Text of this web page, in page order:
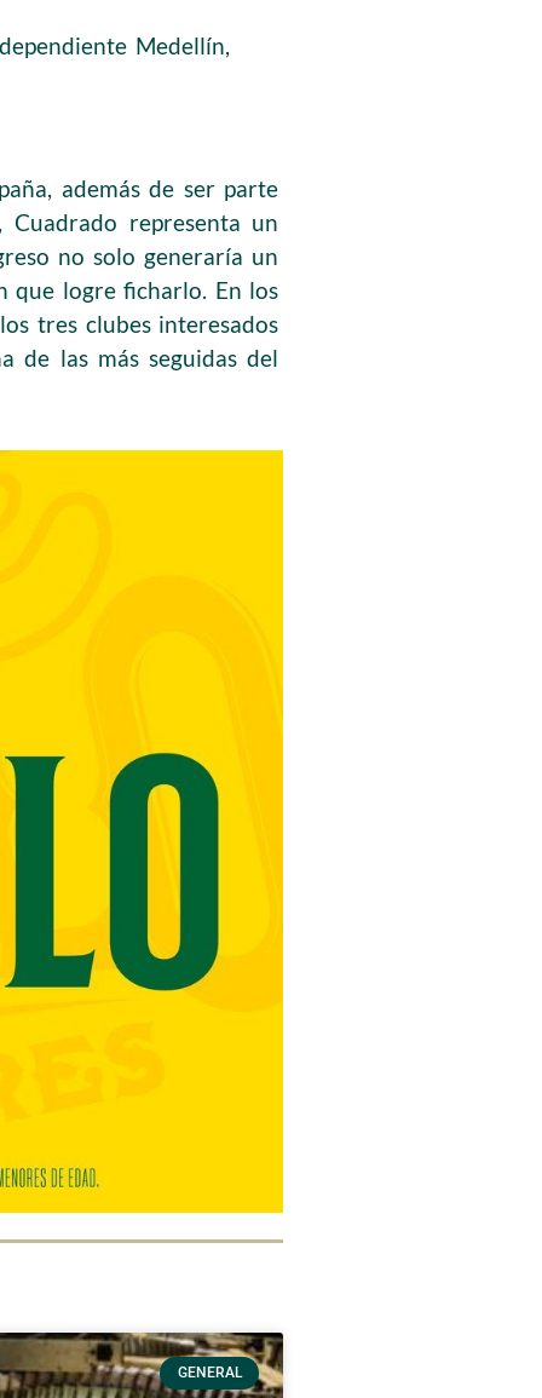
Medellín,
además de ser parte
representa un
no solo generaría un
que logre ficharlo. En los
tres clubes interesados
de las más seguidas del
GENERAL